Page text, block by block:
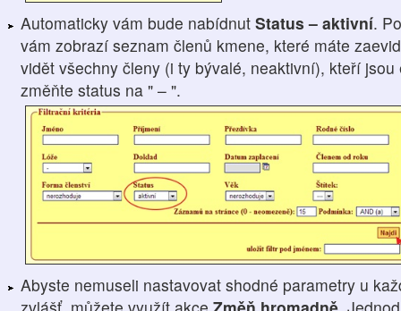
Automaticky vám bude nabídnut Status – aktivní.
vám zobrazí seznam členů kmene, které máte
vidět všechny členy (i ty bývalé, neaktivní), kteří
změňte status na " – ".
Abyste nemuseli nastavovat shodné parametry u